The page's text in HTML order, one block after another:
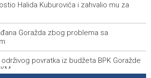
Halida Kuburovića i zahvalio mu za
Goražda zbog problema sa
povratka iz budžeta BPK Goražde